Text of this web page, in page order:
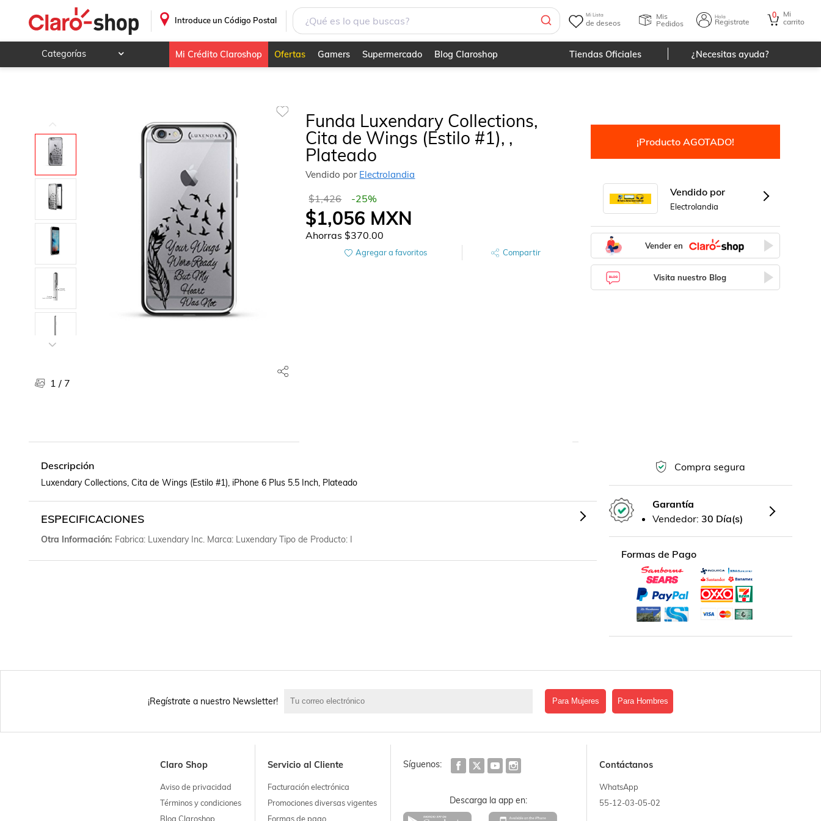
Introduce un Código Postal
Mi Lista
de deseos
Mis
Pedidos
Hola
Registrate
0
Mi
carrito
Categorías
Deportes y ocio
Animales y mascotas
Ferretería y autos
Ropa, calzado y accesorios
Mamá y bebé
Salud, belleza y cuidado personal
Joyería y relojes
Juegos y juguetes
Libros, revistas y comics
Películas, series de tv y música
Otras categorías
Súpermercado
Mi Crédito Claroshop Ofertas Gamers Supermercado Blog Claroshop Tiendas Oficiales ¿Necesitas ayuda?
1 / 7
Funda Luxendary Collections,
Cita de Wings (Estilo #1), ,
Plateado
Vendido por Electrolandia
$1,426 -25%
$1,056 MXN
Ahorras$370.00
Agregar a favoritos Compartir
¡Producto AGOTADO!
Vendido por
Electrolandia
Vender en
Visita nuestro Blog
Descripción
Luxendary Collections, Cita de Wings (Estilo #1), iPhone 6 Plus 5.5 Inch, Plateado
ESPECIFICACIONES
Otra Información Fabrica: Luxendary Inc. Marca: Luxendary Tipo de Producto: I
Compra segura
Garantía
Vendedor: 30 Día(s)
Formas de Pago
¡Regístrate a nuestro Newsletter! Para Mujeres Para Hombres
Claro Shop
Aviso de privacidad
Términos y condiciones
Blog Claroshop
Servicio al Cliente
Facturación electrónica
Promociones diversas vigentes
Formas de pago
Síguenos:
Descarga la app en:
Contáctanos
WhatsApp
55-12-03-05-02
Funda Luxendary Collections, Cita de Wings (Estilo #1), , Plateado